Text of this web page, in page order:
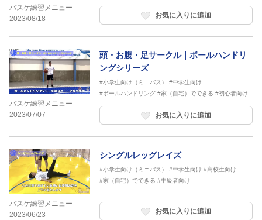
バスケ練習メニュー
2023/08/18
お気に入りに追加
バスケ練習メニュー
2023/07/07
頭・お腹・足サークル｜ボールハンドリ
ングシリーズ
#小学生向け（ミニバス）
#中学生向け
#ボールハンドリング #家（自宅）でできる #初心者向け
お気に入りに追加
バスケ練習メニュー
2023/06/23
シングルレッグレイズ
#小学生向け（ミニバス） #中学生向け #高校生向け
#家（自宅）でできる #中級者向け
お気に入りに追加